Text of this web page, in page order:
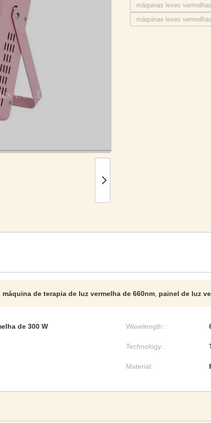
máquinas leves
máquinas leves
máquina de terapia de luz vermelha de 660nm painel de luz
de 300 W Wavelength::
Technology::
Material: